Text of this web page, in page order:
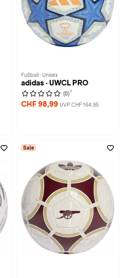
Fußball · Unisex
adidas · UWCL PRO
(0) 1
CHF 98,99 UVP CHF 164,95
Sale